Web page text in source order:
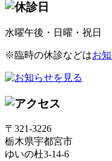
水曜午後・日曜・祝日
※臨時の休診などはお
〒321-3226
栃木県宇都宮市
ゆいの杜3-14-6